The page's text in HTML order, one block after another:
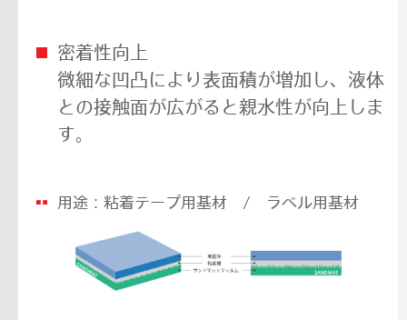
密着性向上
微細な凹凸により表面積が増加し、液体
との接触面が広がると親水性が向上しま
す。
用途：粘着テープ用基材 / ラベル用基材